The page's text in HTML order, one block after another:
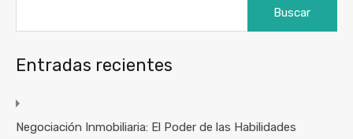
Entradas recientes
Negociación Inmobiliaria: El Poder de las Habilidades